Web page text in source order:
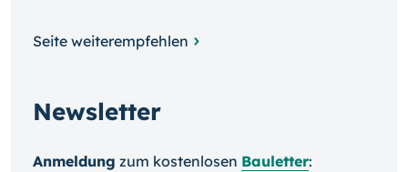
Seite weiterempfehlen
Newsletter
Anmeldung zum kosten­losen Bauletter: